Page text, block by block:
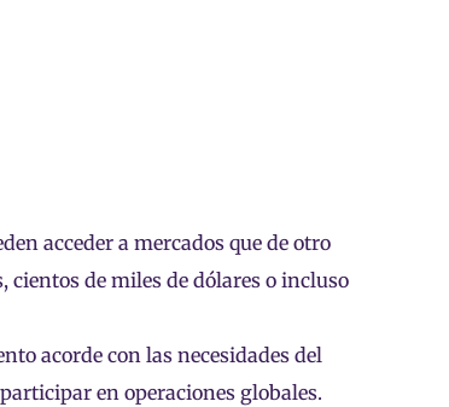
acceder a mercados que de otro
cientos de miles de dólares o incluso
acorde con las necesidades del
en operaciones globales.